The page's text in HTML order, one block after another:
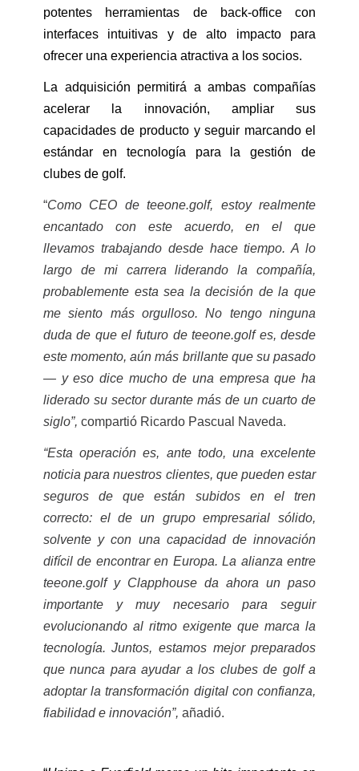
potentes herramientas de back-office con
interfaces intuitivas y de alto impacto para
ofrecer una experiencia atractiva a los socios.
La adquisición permitirá a ambas compañías
acelerar la innovación, ampliar sus
capacidades de producto y seguir marcando el
estándar en tecnología para la gestión de
clubes de golf.
“Como CEO de teeone.golf, estoy realmente
encantado con este acuerdo, en el que
llevamos trabajando desde hace tiempo. A lo
largo de mi carrera liderando la compañía,
probablemente esta sea la decisión de la que
me siento más orgulloso. No tengo ninguna
duda de que el futuro de teeone.golf es, desde
este momento, aún más brillante que su pasado
— y eso dice mucho de una empresa que ha
liderado su sector durante más de un cuarto de
siglo”, compartió Ricardo Pascual Naveda.
“Esta operación es, ante todo, una excelente
noticia para nuestros clientes, que pueden estar
seguros de que están subidos en el tren
correcto: el de un grupo empresarial sólido,
solvente y con una capacidad de innovación
difícil de encontrar en Europa. La alianza entre
teeone.golf y Clapphouse da ahora un paso
importante y muy necesario para seguir
evolucionando al ritmo exigente que marca la
tecnología. Juntos, estamos mejor preparados
que nunca para ayudar a los clubes de golf a
adoptar la transformación digital con confianza,
fiabilidad e innovación”, añadió.